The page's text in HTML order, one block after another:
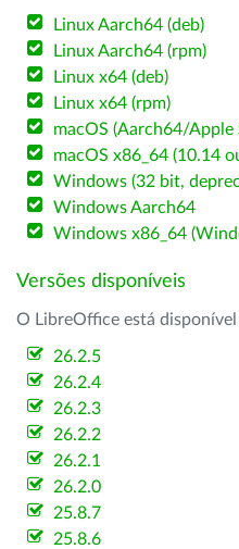
Linux Aarch64 (deb)
Linux Aarch64 (rpm)
Linux x64 (deb)
Linux x64 (rpm)
macOS (Aarch64/Apple
macOS x86_64 (10.14
Windows (32 bit,
Windows Aarch64
Windows x86_64
Versões disponíveis
O LibreOffice está disponível
26.2.5
26.2.4
26.2.3
26.2.2
26.2.1
26.2.0
25.8.7
25.8.6